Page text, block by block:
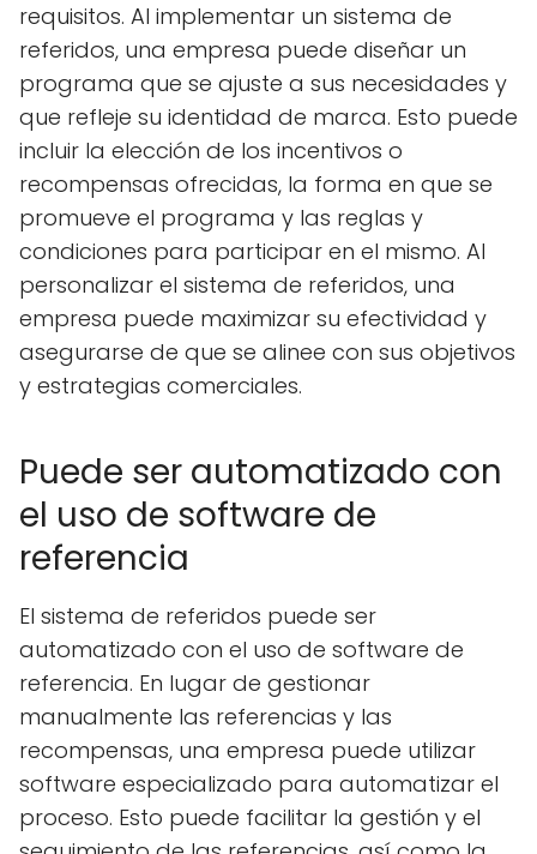
requisitos. Al implementar un sistema de
referidos, una empresa puede diseñar un
programa que se ajuste a sus necesidades y
que refleje su identidad de marca. Esto puede
incluir la elección de los incentivos o
recompensas ofrecidas, la forma en que se
promueve el programa y las reglas y
condiciones para participar en el mismo. Al
personalizar el sistema de referidos, una
empresa puede maximizar su efectividad y
asegurarse de que se alinee con sus objetivos
y estrategias comerciales.
Puede ser automatizado con
el uso de software de
referencia
El sistema de referidos puede ser
automatizado con el uso de software de
referencia. En lugar de gestionar
manualmente las referencias y las
recompensas, una empresa puede utilizar
software especializado para automatizar el
proceso. Esto puede facilitar la gestión y el